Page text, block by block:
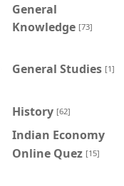
General
Knowledge [73]
General Studies [1]
History [62]
Indian Economy
Online Quez [15]